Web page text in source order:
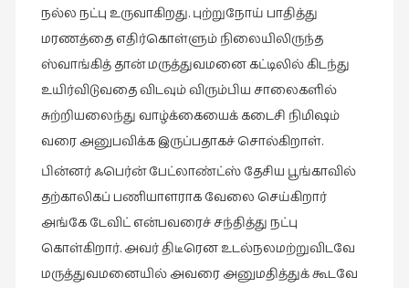
வரலாறு
வாசிப்பில்
இன்று
விமர்சனம்
விளையாட்டு
ஷேக்ஸ்பியரின்
உலகம்
நல்ல நட்பு உருவாகிறது. புற்றுநோய் பாதித்து
மரணத்தை எதிர்கொள்ளும் நிலையிலிருந்த
ஸ்வாங்கித் தான் மருத்துவமனை கட்டிலில் கிடந்து
உயிர்விடுவதை விடவும் விரும்பிய சாலைகளில்
சுற்றியலைந்து வாழ்க்கையைக் கடைசி நிமிஷம்
வரை அனுபவிக்க இருப்பதாகச் சொல்கிறாள்.
பின்னர் ஃபெர்ன் பேட்லாண்ட்ஸ் தேசிய பூங்காவில்
தற்காலிகப் பணியாளராக வேலை செய்கிறார்
அங்கே டேவிட் என்பவரைச் சந்தித்து நட்பு
கொள்கிறார். அவர் திடீரென உடல்நலமற்றுவிடவே
மருத்துவமனையில் அவரை அனுமதித்துக் கூடவே